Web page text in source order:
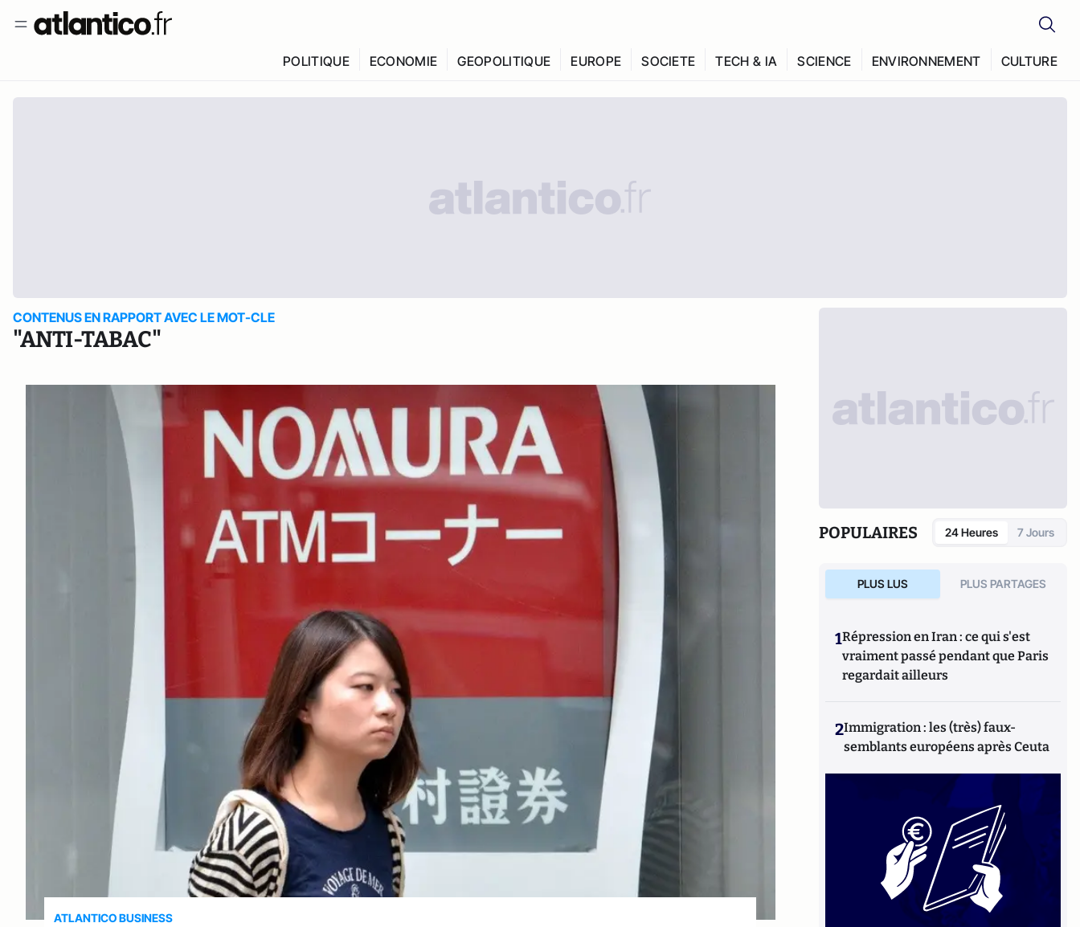
POLITIQUE ECONOMIE GEOPOLITIQUE EUROPE SOCIETE TECH & IA SCIENCE ENVIRONNEMENT CULTURE
CONTENUS EN RAPPORT AVEC LE MOT-CLE
"ANTI-TABAC"
ATLANTICO BUSINESS
POPULAIRES 24 Heures 7 Jours
PLUS LUS PLUS PARTAGES
1Répression en Iran : ce qui s'est
vraiment passé pendant que Paris
regardait ailleurs
2Immigration : les (très) faux-
semblants européens après Ceuta